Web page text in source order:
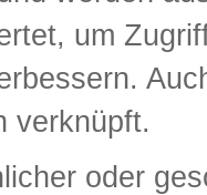
um
verknüpft.
oder